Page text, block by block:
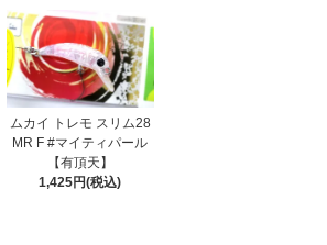
ムカイ トレモ スリム28
MR F #マイティパール
【有頂天】
1,425円(税込)